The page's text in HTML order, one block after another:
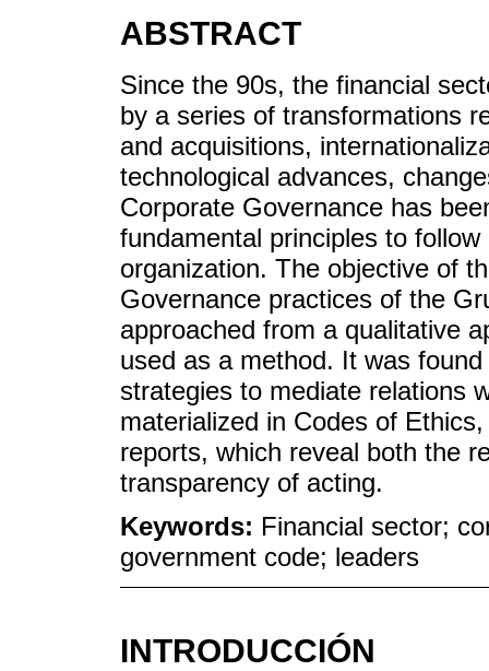
ABSTRACT
Since the 90s, the financial
by a series of transformations
and acquisitions,
technological advances,
Corporate Governance has
fundamental principles to
organization. The objective of
Governance practices of the
approached from a qualitative
used as a method. It was
strategies to mediate relations
materialized in Codes of
reports, which reveal both the
transparency of acting.
Keywords: Financial sector;
government code; leaders
INTRODUCCIÓN